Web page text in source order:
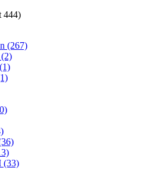
444)
(267)
(33)